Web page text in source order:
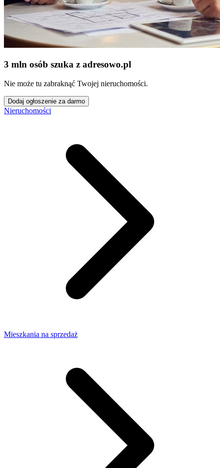
3 mln osób szuka z adresowo.pl
Nie może tu zabraknąć Twojej nieruchomości.
Dodaj ogłoszenie za darmo
Nieruchomości
Mieszkania na sprzedaż